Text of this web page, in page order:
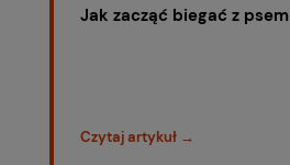
Jak zacząć biegać z psem
Czytaj artykuł →